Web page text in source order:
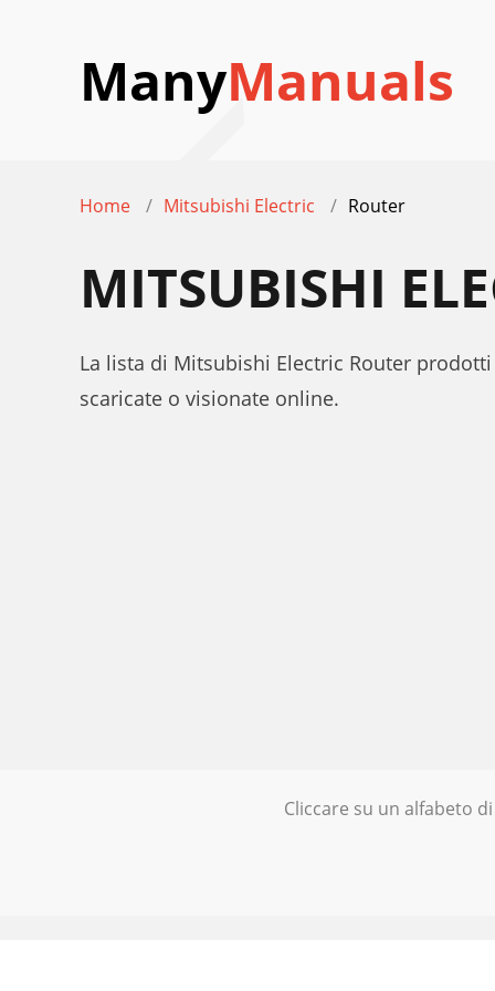
ManyManuals
Home Mitsubishi Electric Router
MITSUBISHI
La lista di Mitsubishi Electric Router
scaricate o visionate online.
Cliccare su un alfabeto